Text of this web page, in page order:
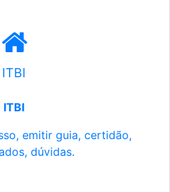
ITBI
ITBI
emitir guia, certidão,
dúvidas.